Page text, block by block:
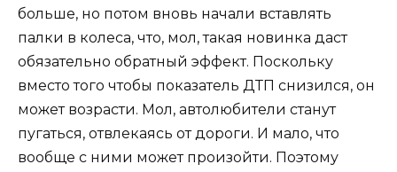
больше, но потом вновь начали вставлять
палки в колеса, что, мол, такая новинка даст
обязательно обратный эффект. Поскольку
вместо того чтобы показатель ДТП снизился, он
может возрасти. Мол, автолюбители станут
пугаться, отвлекаясь от дороги. И мало, что
вообще с ними может произойти. Поэтому